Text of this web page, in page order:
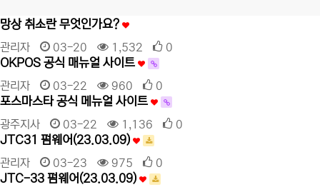
망상 취소란 무엇인가요?
관리자 03-20 1,532 0
OKPOS 공식 매뉴얼 사이트
관리자 03-22 960 0
포스마스타 공식 메뉴얼 사이트
광주지사 03-22 1,136 0
JTC31 펌웨어(23.03.09)
관리자 03-23 975 0
JTC-33 펌웨어(23.03.09)